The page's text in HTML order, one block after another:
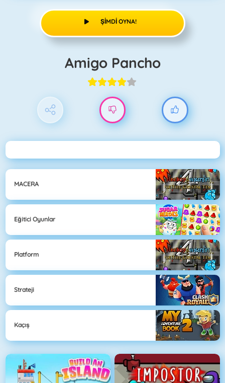
ŞIMDI OYNA!
Amigo Pancho
MACERA
Eğitici Oyunlar
Platform
Strateji
Kaçış